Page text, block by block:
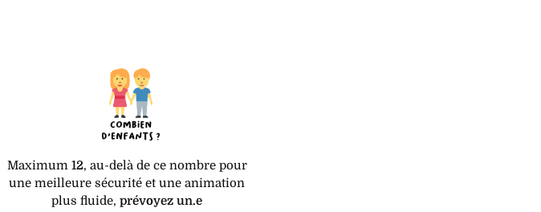
Maximum 12, au-delà de ce nombre pour
une meilleure sécurité et une animation
plus fluide,prévoyez un.e